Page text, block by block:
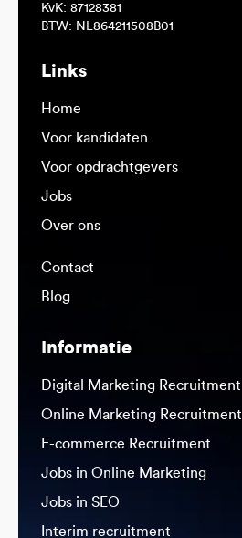
KvK: 87128381
BTW: NL864211508B01
Links
Home
Voor kandidaten
Voor opdrachtgevers
Jobs
Over ons
Contact
Blog
Informatie
Digital Marketing Recruitment
Online Marketing Recruitment
E-commerce Recruitment
Jobs in Online Marketing
Jobs in SEO
Interim recruitment